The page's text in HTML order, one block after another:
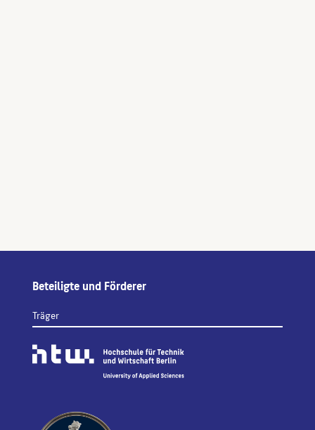
Beteiligte und Förderer
Träger